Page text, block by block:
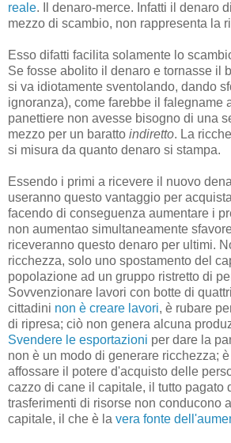
reale. Il denaro-merce. Infatti il denaro
mezzo di scambio, non rappresenta la
Esso difatti facilita solamente lo
Se fosse abolito il denaro e tornasse il
si va idiotamente sventolando, dando
ignoranza), come farebbe il falegname
panettiere non avesse bisogno di una
mezzo per un baratto indiretto. La
si misura da quanto denaro si stampa.
Essendo i primi a ricevere il nuovo
useranno questo vantaggio per
facendo di conseguenza aumentare i
non aumentao simultaneamente
riceveranno questo denaro per ultimi.
ricchezza, solo uno spostamento del
popolazione ad un gruppo ristretto di
Sovvenzionare lavori con botte di
cittadini non è creare lavori, è rubare
di ripresa; ciò non genera alcuna
Svendere le esportazioni per dare la
non è un modo di generare ricchezza;
affossare il potere d'acquisto delle
cazzo di cane il capitale, il tutto pagato
trasferimenti di risorse non conducono
capitale, il che è la vera fonte